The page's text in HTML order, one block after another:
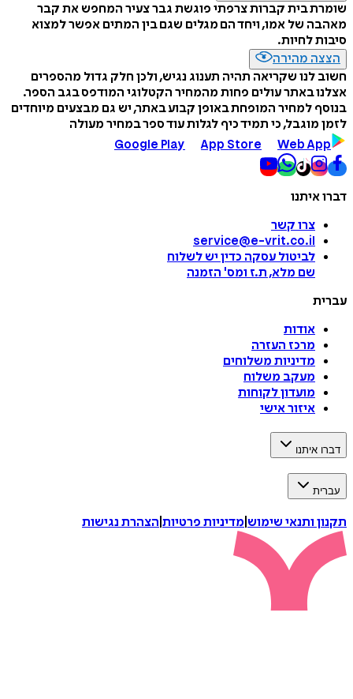
שומרת בית קברות צרפתי פוגשת גבר צעיר המחפש את קבר
מאהבה של אמו, ויחד הם מגלים שגם בין המתים אפשר למצוא
סיבות לחיות.
הצצה מהירה
חשוב לנו שקריאה תהיה תענוג נגיש, ולכן חלק גדול מהספרים
אצלנו באתר עולים פחות מהמחיר הקטלוגי המודפס בגב הספר.
בנוסף למחיר המופחת באופן קבוע באתר, יש גם מבצעים מיוחדים
לזמן מוגבל, כי תמיד כיף לגלות עוד ספר במחיר מעולה
Google Play
App Store Web App
דברו איתנו
צרו קשר
service@e-vrit.co.il
לביטול עסקה כדין יש לשלוח
שם מלא, ת.ז ומס' הזמנה
עברית
אודות
מרכז העזרה
מדיניות משלוחים
מעקב משלוח
מועדון לקוחות
איזור אישי
דברו איתנו
עברית
תקנון ותנאי שימוש מדיניות פרטיות הצהרת נגישות